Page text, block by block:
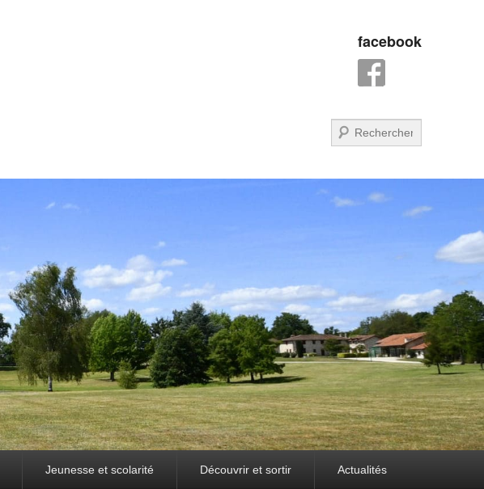
facebook
Recherche
Jeunesse et scolarité Découvrir et sortir Actualités